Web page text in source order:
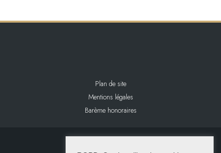
Plan de site
Mentions légales
Barème honoraires